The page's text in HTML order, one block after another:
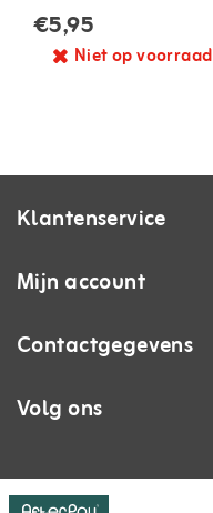
€5,95
Niet op voorraad
Klantenservice
Mijn account
Contactgegevens
Volg ons